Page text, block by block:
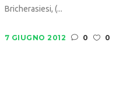
Bricherasiesi, (...
7 GIUGNO 2012 0 0